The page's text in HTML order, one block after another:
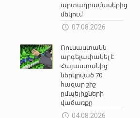
արտադրամասերից
մեկում
07.08.2026
Ռուսաստանն
արգելափակել է
Հայաստանից
ներկրված 70
հազար շիշ
ըմպելիքների
վաճառքը
04.08.2026